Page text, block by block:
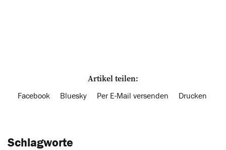
Artikel teilen:
Facebook Bluesky Per E-Mail versenden Drucken
Schlagworte